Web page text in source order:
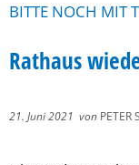
BITTE NOCH MIT
Rathaus
21. Juni 2021 von PETER